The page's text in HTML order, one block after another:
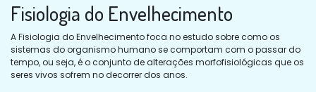
Fisiologia do Envelhecimento
A Fisiologia do Envelhecimento foca no estudo sobre como os
sistemas do organismo humano se comportam com o passar do
tempo, ou seja, é o conjunto de alterações morfofisiológicas que os
seres vivos sofrem no decorrer dos anos.